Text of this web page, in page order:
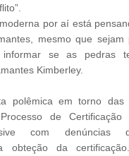
por aí está
mesmo que sejam
se as pedras
Kimberley.
polêmica em torno das
de Certificação
com denúncias
obteção da